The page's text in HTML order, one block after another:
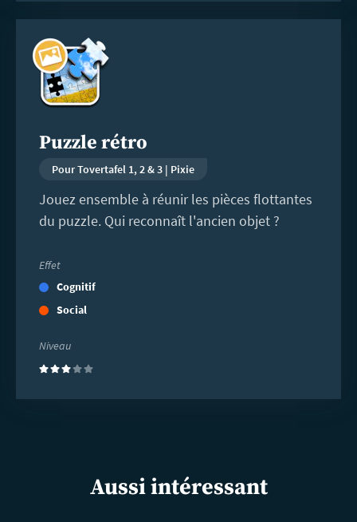
Puzzle rétro
Pour Tovertafel 1, 2 & 3 | Pixie
Jouez ensemble à réunir les pièces flottantes
du puzzle. Qui reconnaît l'ancien objet ?
Effet
Cognitif
Social
Niveau
(3)
savoir
plus
Aussi intéressant